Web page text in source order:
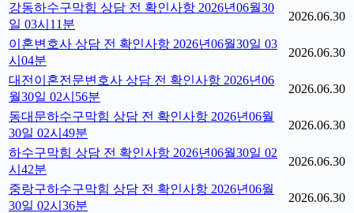
강동하수구막힘 상담 전 확인사항 2026년06월30
일 03시11분
2026.06.30
이혼변호사 상담 전 확인사항 2026년06월30일 03
시04분
2026.06.30
대전이혼전문변호사 상담 전 확인사항 2026년06
월30일 02시56분
2026.06.30
동대문하수구막힘 상담 전 확인사항 2026년06월
30일 02시49분
2026.06.30
하수구막힘 상담 전 확인사항 2026년06월30일 02
시42분
2026.06.30
중랑구하수구막힘 상담 전 확인사항 2026년06월
30일 02시36분
2026.06.30